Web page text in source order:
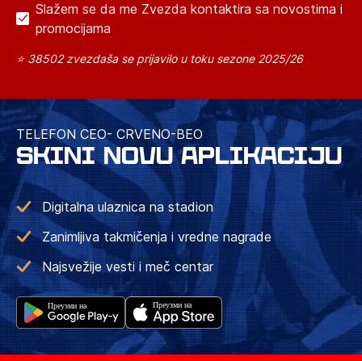
Slažem se da me Zvezda kontaktira sa novostima i
promocijama
⭐ 38502 zvezdaša se prijavilo u toku sezone 2025/26
TELEFON CEO- CRVENO-BEO
SKINI NOVU APLIKACIJU
Digitalna ulaznica na stadion
Zanimljiva takmičenja i vredne nagrade
Najsvežije vesti i meč centar